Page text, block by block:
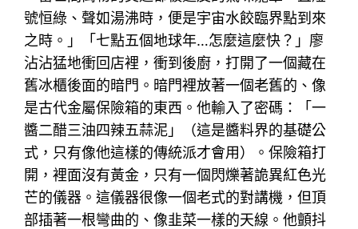
號恒綠、聲如湯沸時，便是宇宙水餃臨界點到來
之時。」「七點五個地球年…怎麼這麼快？」廖
沾沾猛地衝回店裡，衝到後廚，打開了一個藏在
舊冰櫃後面的暗門。暗門裡放著一個老舊的、像
是古代金屬保險箱的東西。他輸入了密碼：「一
醬二醋三油四辣五蒜泥」（這是醬料界的基礎公
式，只有像他這樣的傳統派才會用）。保險箱打
開，裡面沒有黃金，只有一個閃爍著詭異紅色光
芒的儀器。這儀器很像一個老式的對講機，但頂
部插著一根彎曲的、像韭菜一樣的天線。他顫抖